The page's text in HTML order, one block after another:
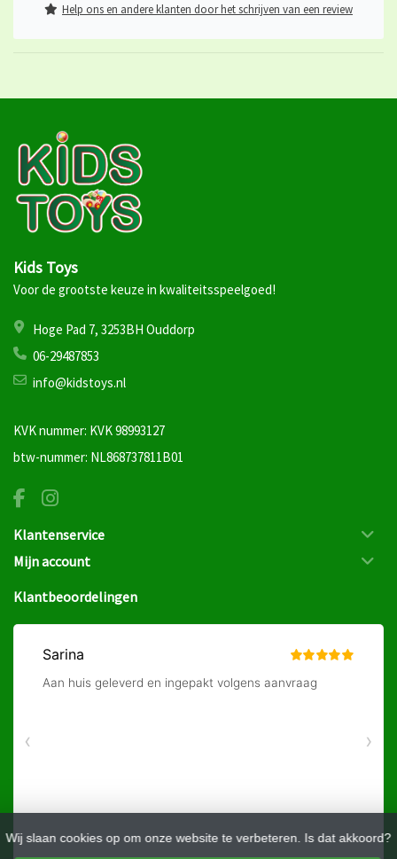
Wij slaan cookies op om onze website te verbeteren. Is dat akkoord?
Help ons en andere klanten door het schrijven van een review
Kids Toys
Voor de grootste keuze in kwaliteitsspeelgoed!
Hoge Pad 7, 3253BH Ouddorp
06-29487853
info@kidstoys.nl
KVK nummer: KVK 98993127
btw-nummer: NL868737811B01
Klantenservice
Mijn account
Klantbeoordelingen